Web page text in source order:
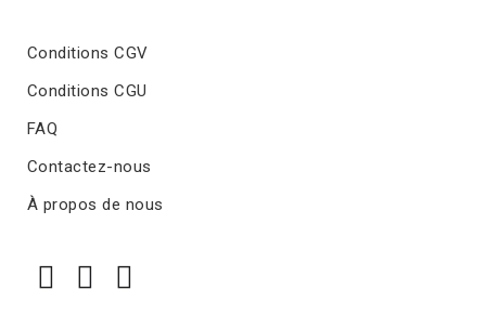
Conditions CGV
Conditions CGU
FAQ
Contactez-nous
À propos de nous